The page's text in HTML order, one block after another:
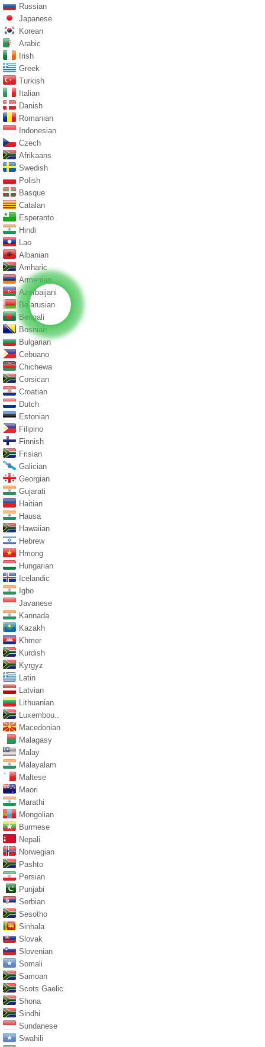
Russian
Japanese
Korean
Arabic
Irish
Greek
Turkish
Italian
Danish
Romanian
Indonesian
Czech
Afrikaans
Swedish
Polish
Basque
Catalan
Esperanto
Hindi
Lao
Albanian
Amharic
Armenian
Azerbaijani
Belarusian
Bengali
Bosnian
Bulgarian
Cebuano
Chichewa
Corsican
Croatian
Dutch
Estonian
Filipino
Finnish
Frisian
Galician
Georgian
Gujarati
Haitian
Hausa
Hawaiian
Hebrew
Hmong
Hungarian
Icelandic
Igbo
Javanese
Kannada
Kazakh
Khmer
Kurdish
Kyrgyz
Latin
Latvian
Lithuanian
Luxembou..
Macedonian
Malagasy
Malay
Malayalam
Maltese
Maori
Marathi
Mongolian
Burmese
Nepali
Norwegian
Pashto
Persian
Punjabi
Serbian
Sesotho
Sinhala
Slovak
Slovenian
Somali
Samoan
Scots Gaelic
Shona
Sindhi
Sundanese
Swahili